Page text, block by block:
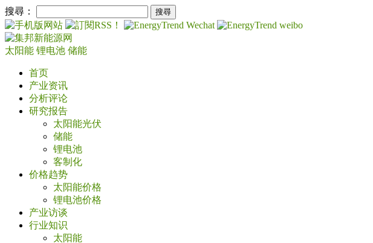
搜尋：
太阳能 锂电池 储能
首页
产业资讯
分析评论
研究报告
太阳能光伏
储能
锂电池
客制化
价格趋势
太阳能价格
锂电池价格
产业访谈
行业知识
太阳能